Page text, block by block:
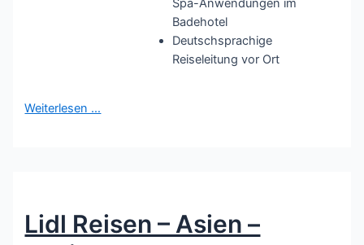
Spa-Anwendungen im
Badehotel
Deutschsprachige
Reiseleitung vor Ort
Weiterlesen …
Lidl Reisen – Asien –